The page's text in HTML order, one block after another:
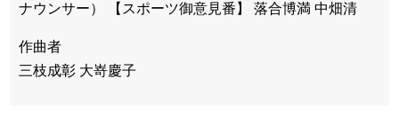
ナウンサー） 【スポーツ御意見番】 落合博満 中畑清
作曲者
三枝成彰 大嵜慶子